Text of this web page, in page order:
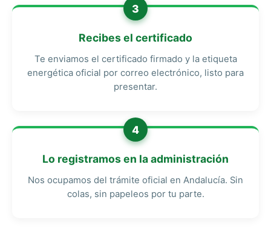
3
Recibes el certificado
Te enviamos el certificado firmado y la etiqueta
energética oficial por correo electrónico, listo para
presentar.
4
Lo registramos en la administración
Nos ocupamos del trámite oficial en Andalucía. Sin
colas, sin papeleos por tu parte.